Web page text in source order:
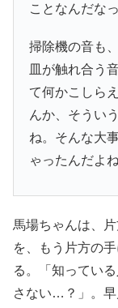
ことなんだな
掃除機の音も
皿が触れ合う
て何かこしら
んか、そうい
ね。そんな大
ゃったんだよね
馬場ちゃんは、
を、もう片方の
る。「知ってい
さない…？」。早